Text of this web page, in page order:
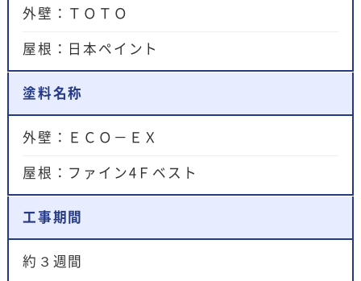
外壁：ＴＯＴＯ
屋根：日本ペイント
塗料名称
外壁：ＥＣＯ－ＥＸ
屋根：ファイン4Ｆベスト
工事期間
約３週間